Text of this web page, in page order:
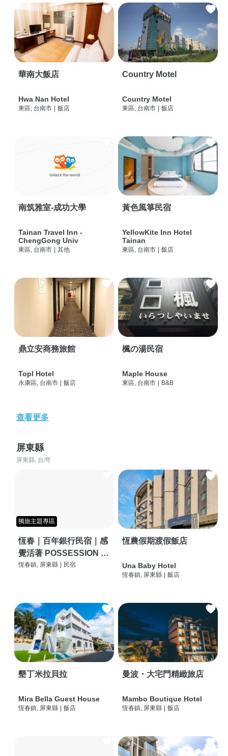
華南大飯店
Hwa Nan Hotel
東區, 台南市 | 飯店
Country Motel
Country Motel
東區, 台南市 | 飯店
南筑雅室-成功大學
Tainan Travel Inn -
ChengGong Univ
東區, 台南市 | 其他
黃色風箏民宿
YellowKite Inn Hotel
Tainan
東區, 台南市 | 飯店
鼎立安商務旅館
Topl Hotel
永康區, 台南市 | 飯店
楓の湯民宿
Maple House
東區, 台南市 | B&B
查看更多
屏東縣
屏東縣, 台灣
獨旅主題專區
恆春｜百年銀行民宿｜感
覺活著 POSSESSION |
背包客棧 | 恆春必住特色
恆春鎮, 屏東縣 民宿
恆農假期渡假飯店
Una Baby Hotel
恆春鎮, 屏東縣 飯店
墾丁米拉貝拉
Mira Bella Guest House
恆春鎮, 屏東縣 飯店
曼波・大宅門精緻旅店
Mambo Boutique Hotel
恆春鎮, 屏東縣 飯店